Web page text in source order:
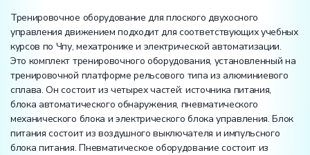
Тренировочное оборудование для плоского двухосного
управления движением подходит для соответствующих учебных
курсов по Чпу, мехатронике и электрической автоматизации.
Это комплект тренировочного оборудования, установленный на
тренировочной платформе рельсового типа из алюминиевого
сплава. Он состоит из четырех частей: источника питания,
блока автоматического обнаружения, пневматического
механического блока и электрического блока управления. Блок
питания состоит из воздушного выключателя и импульсного
блока питания. Пневматическое оборудование состоит из